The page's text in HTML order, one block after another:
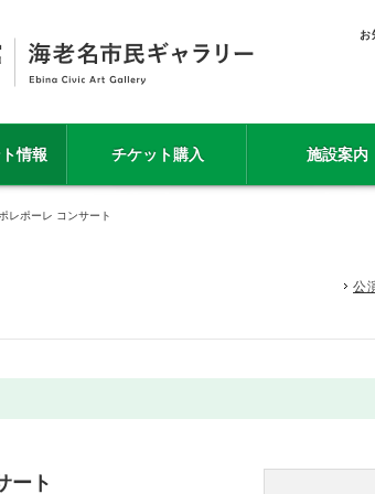
お
情報 チケット購入 施設案内
レポーレ コンサート
公
ート